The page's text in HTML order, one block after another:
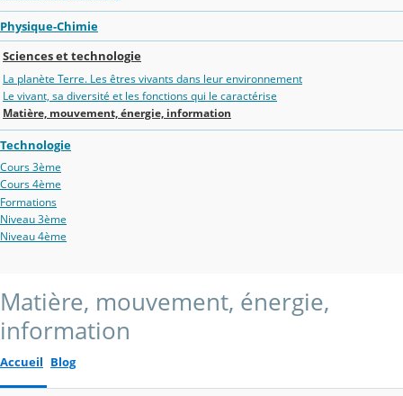
Physique-Chimie
Sciences et technologie
La planète Terre. Les êtres vivants dans leur environnement
Le vivant, sa diversité et les fonctions qui le caractérise
Matière, mouvement, énergie, information
Technologie
Cours 3ème
Cours 4ème
Formations
Niveau 3ème
Niveau 4ème
Matière, mouvement, énergie,
information
Accueil Blog